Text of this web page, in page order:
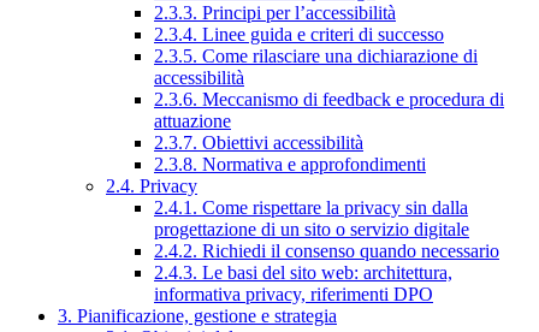
2.3.3. Principi per l’accessibilità
2.3.4. Linee guida e criteri di successo
2.3.5. Come rilasciare una dichiarazione di
accessibilità
2.3.6. Meccanismo di feedback e procedura di
attuazione
2.3.7. Obiettivi accessibilità
2.3.8. Normativa e approfondimenti
2.4. Privacy
2.4.1. Come rispettare la privacy sin dalla
progettazione di un sito o servizio digitale
2.4.2. Richiedi il consenso quando necessario
2.4.3. Le basi del sito web: architettura,
informativa privacy, riferimenti DPO
3. Pianificazione, gestione e strategia